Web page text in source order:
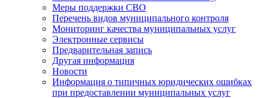
Меры поддержки СВО
Перечень видов муниципального контроля
Мониторинг качества муниципальных услуг
Электронные сервисы
Предварительная запись
Другая информация
Новости
Информация о типичных юридических ошибках
при предоставлении муниципальных услуг